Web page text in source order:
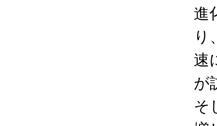
進
り
速
が
そ